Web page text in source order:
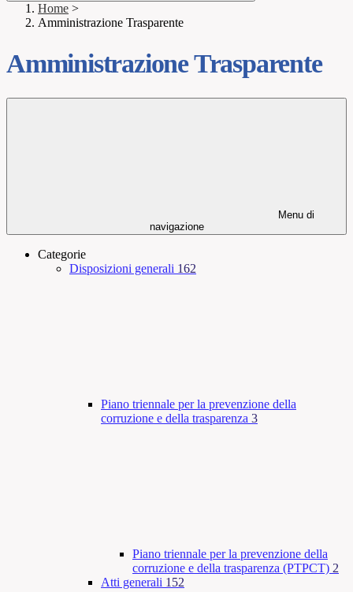
Home >
Amministrazione Trasparente
Amministrazione Trasparente
Menu di
navigazione
Categorie
Disposizioni generali 162
Piano triennale per la prevenzione della
corruzione e della trasparenza 3
Piano triennale per la prevenzione della
corruzione e della trasparenza (PTPCT) 2
Atti generali 152